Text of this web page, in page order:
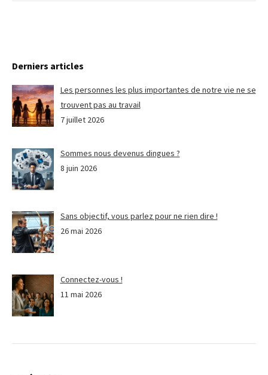
Derniers articles
Les personnes les plus importantes de notre vie ne se
trouvent pas au travail
7 juillet 2026
Sommes nous devenus dingues ?
8 juin 2026
Sans objectif, vous parlez pour ne rien dire !
26 mai 2026
Connectez-vous !
11 mai 2026